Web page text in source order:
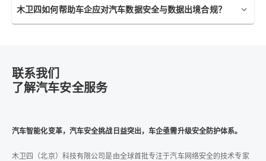
木卫四如何帮助车企应对汽车数据安全与数据出境合规？
联系我们
了解汽车安全服务
汽车智能化变革，汽车安全挑战日益突出，车企亟需升级安全防护体系。
木卫四（北京）科技有限公司是由全球首批专注于汽车网络安全的技术专家